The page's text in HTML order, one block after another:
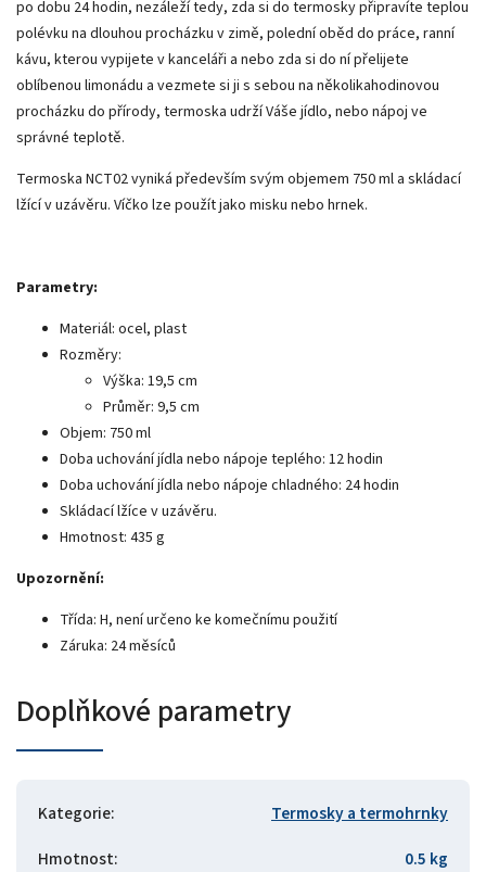
po dobu 24 hodin, nezáleží tedy, zda si do termosky připravíte teplou
polévku na dlouhou procházku v zimě, polední oběd do práce, ranní
kávu, kterou vypijete v kanceláři a nebo zda si do ní přelijete
oblíbenou limonádu a vezmete si ji s sebou na několikahodinovou
procházku do přírody, termoska udrží Váše jídlo, nebo nápoj ve
správné teplotě.
Termoska NCT02 vyniká především svým objemem 750 ml a skládací
lžící v uzávěru. Víčko lze použít jako misku nebo hrnek.
Parametry:
Materiál: ocel, plast
Rozměry:
Výška: 19,5 cm
Průměr: 9,5 cm
Objem: 750 ml
Doba uchování jídla nebo nápoje teplého: 12 hodin
Doba uchování jídla nebo nápoje chladného: 24 hodin
Skládací lžíce v uzávěru.
Hmotnost: 435 g
Upozornění:
Třída: H, není určeno ke komečnímu použití
Záruka: 24 měsíců
Doplňkové parametry
Kategorie:
Termosky a termohrnky
Hmotnost:
0.5 kg